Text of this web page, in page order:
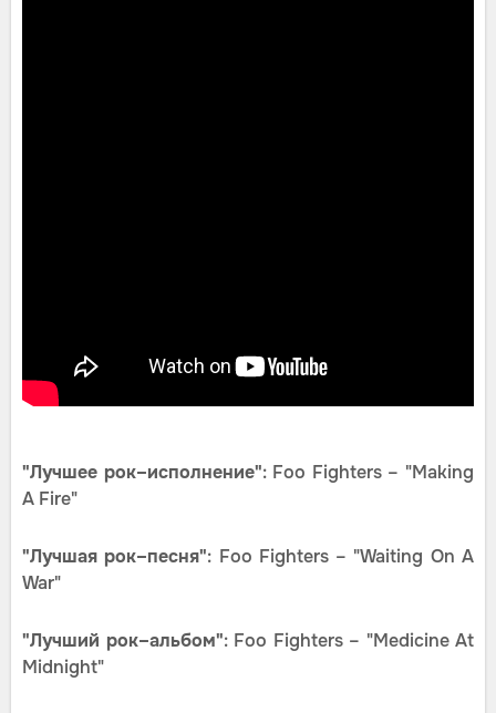
"Лучшее рок–исполнение": Foo Fighters – "Making
A Fire"
"Лучшая рок–песня": Foo Fighters – "Waiting On A
War"
"Лучший рок–альбом": Foo Fighters – "Medicine At
Midnight"